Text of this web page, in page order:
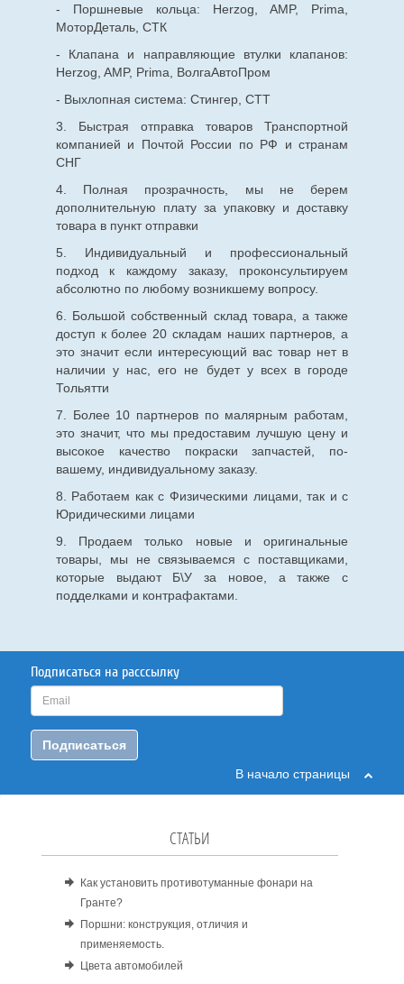
- Поршневые кольца: Herzog, AMP, Prima,
МоторДеталь, СТК
- Клапана и направляющие втулки клапанов:
Herzog, AMP, Prima, ВолгаАвтоПром
- Выхлопная система: Стингер, СТТ
3. Быстрая отправка товаров Транспортной
компанией и Почтой России по РФ и странам
СНГ
4. Полная прозрачность, мы не берем
дополнительную плату за упаковку и доставку
товара в пункт отправки
5. Индивидуальный и профессиональный
подход к каждому заказу, проконсультируем
абсолютно по любому возникшему вопросу.
6. Большой собственный склад товара, а также
доступ к более 20 складам наших партнеров, а
это значит если интересующий вас товар нет в
наличии у нас, его не будет у всех в городе
Тольятти
7. Более 10 партнеров по малярным работам,
это значит, что мы предоставим лучшую цену и
высокое качество покраски запчастей, по-
вашему, индивидуальному заказу.
8. Работаем как с Физическими лицами, так и с
Юридическими лицами
9. Продаем только новые и оригинальные
товары, мы не связываемся с поставщиками,
которые выдают Б\У за новое, а также с
подделками и контрафактами.
Подписаться на расссылку
Подписаться
В начало страницы
СТАТЬИ
Как установить противотуманные фонари на
Гранте?
Поршни: конструкция, отличия и
применяемость.
Цвета автомобилей